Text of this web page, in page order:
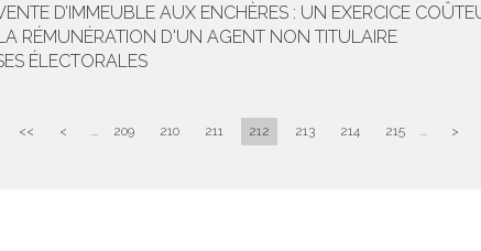
D’IMMEUBLE AUX ENCHÈRES : UN EXERCICE
RÉMUNÉRATION D'UN AGENT NON TITULAIRE
ÉLECTORALES
<< < ... 209 210 211 212 213 214 215 ... >